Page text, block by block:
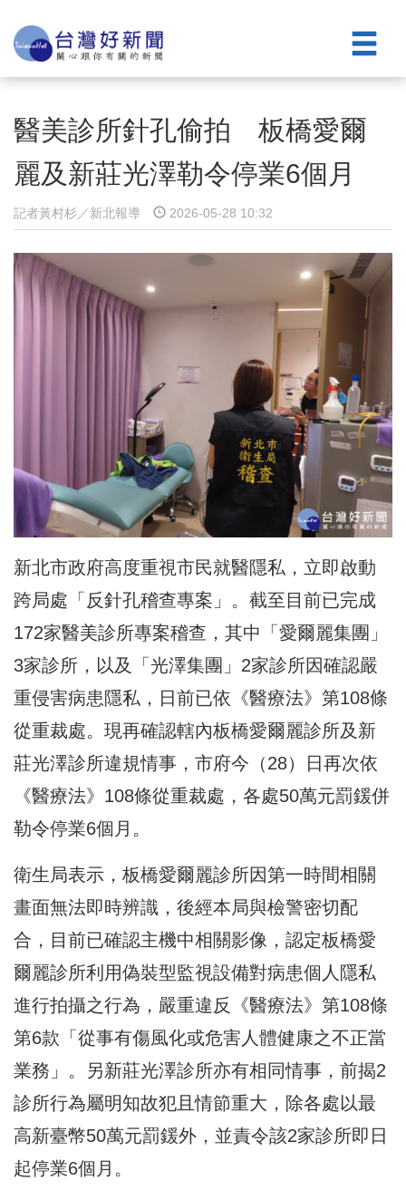
醫美診所針孔偷拍 板橋愛爾
麗及新莊光澤勒令停業6個月
記者黃村杉／新北報導 2026-05-28 10:32
新北市政府高度重視市民就醫隱私，立即啟動
跨局處「反針孔稽查專案」。截至目前已完成
172家醫美診所專案稽查 ，其中「愛爾麗集團」
3家診所，以及「光澤集團」2家診所因確認嚴
重侵害病患隱私，日前已依《醫療法》第108條
從重裁處。現再確認轄內板橋愛爾麗診所及新
莊光澤診所違規情事，市府今（28）日再次依
《醫療法》108條從重裁處，各處50萬元罰鍰併
勒令停業6個月。
衛生局表示，板橋愛爾麗診所因第一時間相關
畫面無法即時辨識，後經本局與檢警密切配
合，目前已確認主機中相關影像，認定板橋愛
爾麗診所利用偽裝型監視設備對病患個人隱私
進行拍攝之行為，嚴重違反《醫療法》第108條
第6款「從事有傷風化或危害人體健康之不正當
業務」。另新莊光澤診所亦有相同情事，前揭2
診所行為屬明知故犯且情節重大，除各處以最
高新臺幣50萬元罰鍰外，並責令該2家診所即日
起停業6個月。